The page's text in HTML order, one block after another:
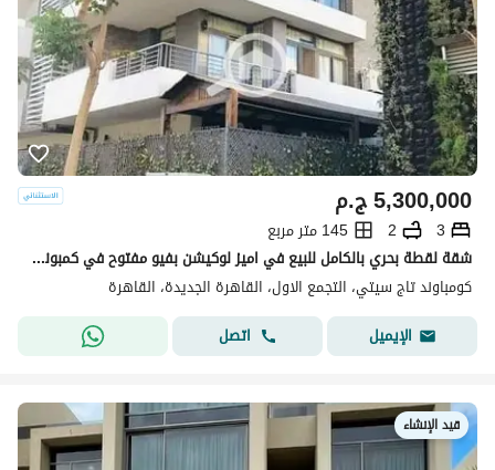
ج.م5,300,000
3
2
145 متر مربع
شقة لقطة بحري بالكامل للبيع في اميز لوكيشن بفيو مفتوح في كمبوند تاج سيتي
كومباوند تاج سيتي، التجمع الاول، القاهرة الجديدة، القاهرة
الإيميل
اتصل
قيد الإنشاء